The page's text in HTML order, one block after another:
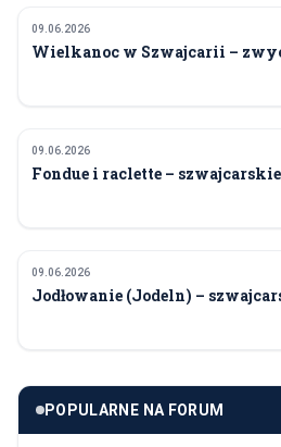
ŚWIĘTA I TRADYCJE
09.06.2026
Wielkanoc w Szwajcarii –
ŚWIĘTA I TRADYCJE
09.06.2026
Fondue i raclette –
ŚWIĘTA I TRADYCJE
09.06.2026
Jodłowanie (Jodeln) –
POPULARNE NA FORUM